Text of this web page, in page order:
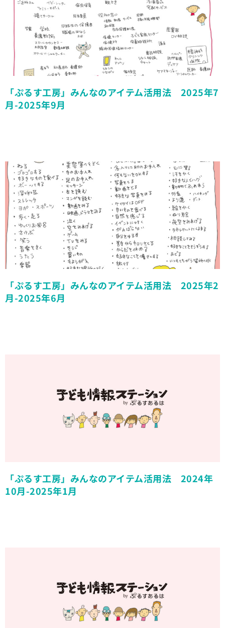
「ぷるす工房」みんなのアイテム活用法 2025年7
月-2025年9月
「ぷるす工房」みんなのアイテム活用法 2025年2
月-2025年6月
「ぷるす工房」みんなのアイテム活用法 2024年
10月-2025年1月